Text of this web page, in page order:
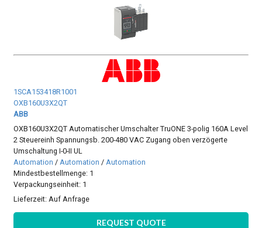
1SCA153418R1001
OXB160U3X2QT
ABB
OXB160U3X2QT Automatischer Umschalter TruONE 3-polig 160A Level
2 Steuereinh Spannungsb. 200-480 VAC Zugang oben verzögerte
Umschaltung I-0-II UL
Automation / Automation / Automation
Mindestbestellmenge: 1
Verpackungseinheit: 1
Lieferzeit:Auf Anfrage
REQUEST QUOTE